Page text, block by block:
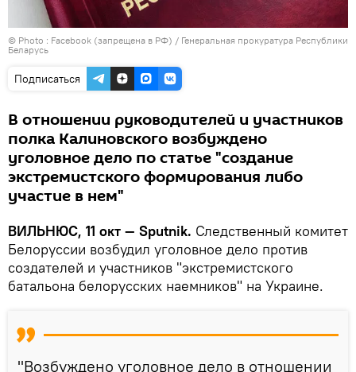
© Photo : Facebook (запрещена в РФ) / Генеральная прокуратура Республики
Беларусь
Подписаться
В отношении руководителей и участников
полка Калиновского возбуждено
уголовное дело по статье "создание
экстремистского формирования либо
участие в нем"
ВИЛЬНЮС, 11 окт — Sputnik. Следственный комитет
Белоруссии возбудил уголовное дело против
создателей и участников "экстремистского
батальона белорусских наемников" на Украине.
"Возбуждено уголовное дело в отношении